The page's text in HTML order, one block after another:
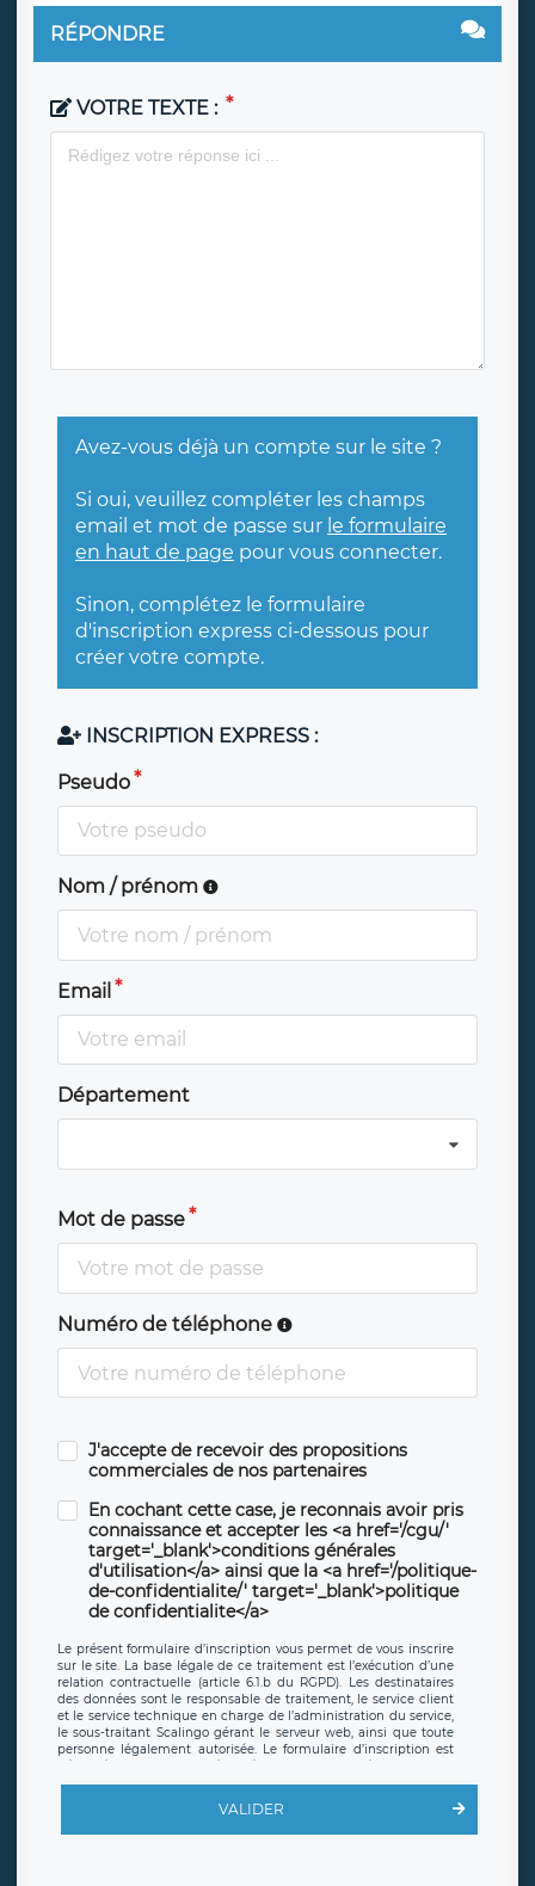
RÉPONDRE
VOTRE TEXTE :
Avez-vous déjà un compte sur le site ?
Si oui, veuillez compléter les champs
email et mot de passe sur le formulaire
en haut de page pour vous connecter.
Sinon, complétez le formulaire
d'inscription express ci-dessous pour
créer votre compte.
INSCRIPTION EXPRESS :
Pseudo
Nom / prénom
Email
Département
Mot de passe
Numéro de téléphone
J'accepte de recevoir des propositions
commerciales de nos partenaires
En cochant cette case, je reconnais avoir pris
connaissance et accepter les <a href='/cgu/'
target='_blank'>conditions générales
d'utilisation</a> ainsi que la <a href='/politique-
de-confidentialite/' target='_blank'>politique
de confidentialite</a>
Le présent formulaire d’inscription vous permet de vous inscrire
sur le site. La base légale de ce traitement est l’exécution d’une
relation contractuelle (article 6.1.b du RGPD). Les destinataires
des données sont le responsable de traitement, le service client
et le service technique en charge de l’administration du service,
le sous-traitant Scalingo gérant le serveur web, ainsi que toute
personne légalement autorisée. Le formulaire d’inscription est
offrant desclauses de protection conformes au RGPD. Les
en sollicite la suppression, étant entendu que vous pouvez
demander la suppression de vos données et retirer votre
VALIDER